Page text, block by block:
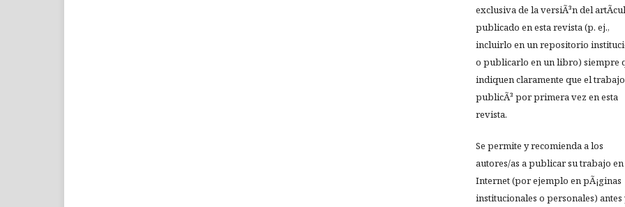
exclusiva de la versiÃ³n del
publicado en esta revista (p. ej.,
incluirlo en un repositorio
o publicarlo en un libro) siempre
indiquen claramente que el trabajo
publicÃ³ por primera vez en esta
revista.
Se permite y recomienda a los
autores/as a publicar su trabajo en
Internet (por ejemplo en pÃ¡ginas
institucionales o personales) antes